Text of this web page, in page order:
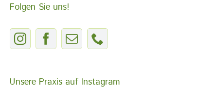
Folgen Sie uns!
Unsere Praxis auf Instagram